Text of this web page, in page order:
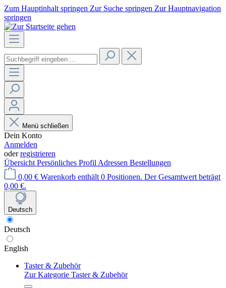
Zum Hauptinhalt springen Zur Suche springen Zur Hauptnavigation
springen
Menü schließen
Dein Konto
Anmelden
oderregistrieren
Übersicht Persönliches Profil Adressen Bestellungen
0,00 € Warenkorb enthält 0 Positionen. Der Gesamtwert beträgt
0,00 €.
Deutsch
Deutsch
English
Taster & Zubehör
Zur Kategorie Taster & Zubehör